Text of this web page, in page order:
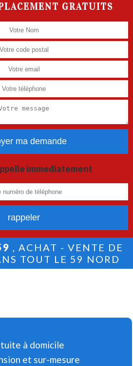
GRATUITS
immediatement
, ACHAT - VENTE DE
TOUT LE 59 NORD
à domicile
et sur-mesure